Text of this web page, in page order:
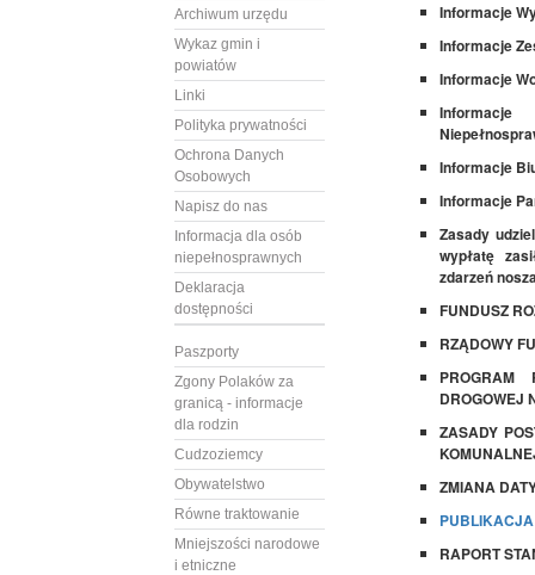
Archiwum urzędu
Wykaz gmin i
powiatów
Linki
Polityka prywatności
Ochrona Danych
Osobowych
Napisz do nas
Informacja dla osób
niepełnosprawnych
Deklaracja
dostępności
Paszporty
Zgony Polaków za
granicą - informacje
dla rodzin
Cudzoziemcy
Obywatelstwo
Równe traktowanie
Mniejszości narodowe
i etniczne
Informacje
Informacje
Informacje
Informacje
Informacje
Zasady
wypłatę
zdarzeń
FUNDUSZ
RZĄDOWY
PROGRAM
DROGOWEJ
ZASADY
ZMIANA
RAPORT